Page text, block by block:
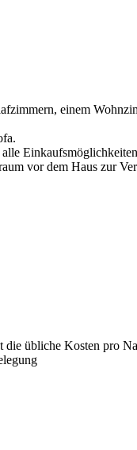
einem
vor dem Haus zur
übliche Kosten pro